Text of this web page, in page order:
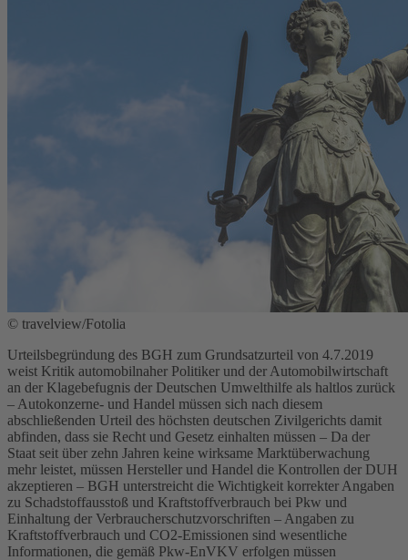
© travelview/Fotolia
Urteilsbegründung des BGH zum Grundsatzurteil von 4.7.2019
weist Kritik automobilnaher Politiker und der Automobilwirtschaft
an der Klagebefugnis der Deutschen Umwelthilfe als haltlos zurück
– Autokonzerne- und Handel müssen sich nach diesem
abschließenden Urteil des höchsten deutschen Zivilgerichts damit
abfinden, dass sie Recht und Gesetz einhalten müssen – Da der
Staat seit über zehn Jahren keine wirksame Marktüberwachung
mehr leistet, müssen Hersteller und Handel die Kontrollen der DUH
akzeptieren – BGH unterstreicht die Wichtigkeit korrekter Angaben
zu Schadstoffausstoß und Kraftstoffverbrauch bei Pkw und
Einhaltung der Verbraucherschutzvorschriften – Angaben zu
Kraftstoffverbrauch und CO2-Emissionen sind wesentliche
Informationen, die gemäß Pkw-EnVKV erfolgen müssen